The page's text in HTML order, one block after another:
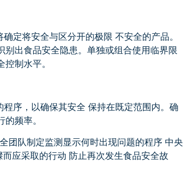
定将安全与区分开的极限 不安全的产品。
出食品安全隐患。单独或组合使用临界限
制水平。
序，以确保其安全 保持在既定范围内。确
频率。
团队制定监测显示何时出现问题的程序 中央
应采取的行动 防止再次发生食品安全故